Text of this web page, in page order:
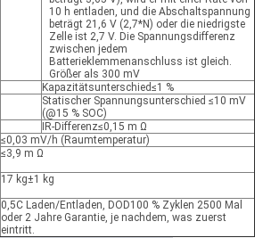
10 h entladen, und die Abschaltspannung
beträgt 21,6 V (2,7*N) oder die niedrigste
Zelle ist 2,7 V. Die Spannungsdifferenz
zwischen jedem
Batterieklemmenanschluss ist gleich.
Größer als 300 mV
Kapazitätsunterschied≤1 %
Statischer Spannungsunterschied ≤10 mV
(@15 % SOC)
IR-Differenz≤0,15 m Ω
≤0,03 mV/h (Raumtemperatur)
≤3,9 m Ω
17 kg±1 kg
0,5C Laden/Entladen, DOD100 % Zyklen 2500 Mal
oder 2 Jahre Garantie, je nachdem, was zuerst
eintritt.